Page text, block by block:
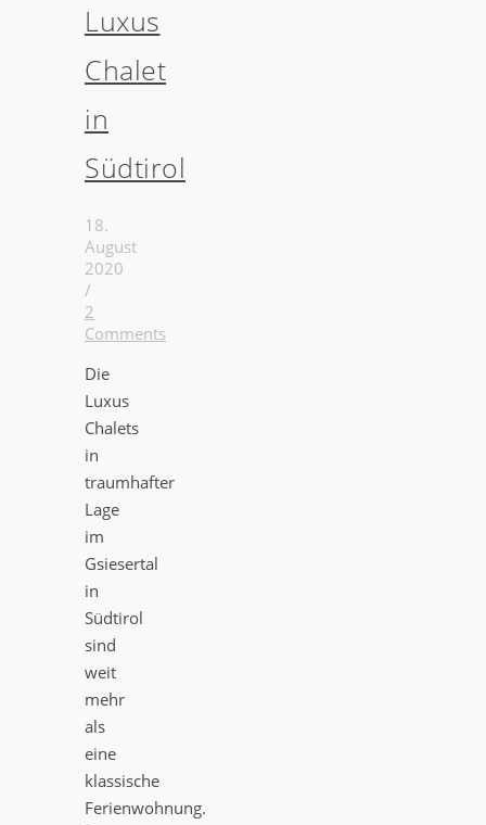
Luxus
Chalet
in
Südtirol
18.
August
2020
/
2
Comments
Die
Luxus
Chalets
in
traumhafter
Lage
im
Gsiesertal
in
Südtirol
sind
weit
mehr
als
eine
klassische
Ferienwohnung.